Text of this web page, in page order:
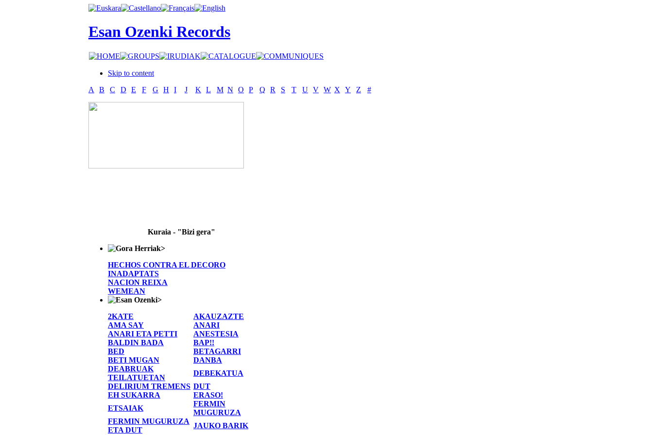
Esan Ozenki Records
Skip to content
A
B C D E F G H I J K L M N O P Q R S T U V W X Y Z #
Kuraia - "Bizi gera"
>
HECHOS CONTRA EL DECORO
INADAPTATS
NACION REIXA
WEMEAN
>
2KATE
AKAUZAZTE
AMA SAY
ANARI
ANARI ETA PETTI
ANESTESIA
BALDIN BADA
BAP!!
BED
BETAGARRI
BETI MUGAN
DANBA
DEABRUAK
TEILATUETAN
DEBEKATUA
DELIRIUM TREMENS DUT
EH SUKARRA
ERASO!
ETSAIAK
FERMIN
MUGURUZA
FERMIN MUGURUZA
ETA DUT
JAUKO BARIK